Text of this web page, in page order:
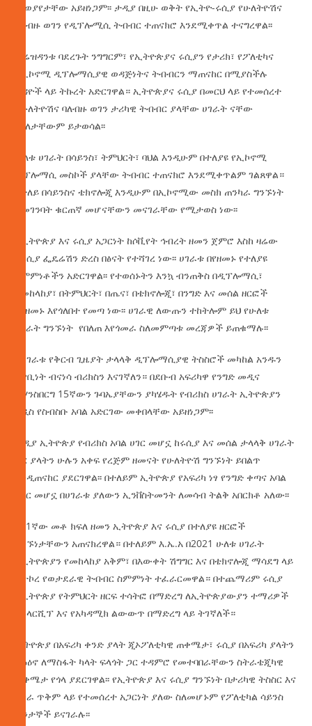
መወያየታቸው አይዘነጋም፡፡ ታዲያ በዚሁ ወቅት የኢትዮ-ሩሲያ የሁለትዮሽና
ባለብዙ ወገን የዲፕሎሚሲ ትብብር ተጠናክሮ እንደሚቀጥል ተናግረዋል፡፡
ፕሬዝዳንቱ ባደረጉት ንግግርም፣ የኢትዮጵያና ሩሲያን የታሪክ፣ የፖለቲካና
የኢኮኖሚ ዲፕሎማሲያዊ ወዳጅነትና ትብብርን ማጠናከር በሚያስችሉ
ጉዳዮች ላይ ትኩረት አድርገዋል። ኢትዮጵያና ሩሲያ በመርህ ላይ የተመሰረተ
የሁለትዮሽና ባለብዙ ወገን ታሪካዊ ትብብር ያላቸው ሀገራት ናቸው
ማለታቸውም ይታወሳል፡፡
ሁለቱ ሀገራት በሳይንስ፣ ትምህርት፣ ባህል እንዲሁም በተለያዩ የኢኮኖሚ
ዲፕሎማሲ መስኮች ያላቸው ትብብር ተጠናክሮ እንደሚቀጥልም ገልጸዋል።
በተለይ በሳይንስና ቴክኖሎጂ እንዲሁም በኢኮኖሚው መስክ ጠንካራ ግንኙነት
ለመገንባት ቁርጠኛ መሆናቸውን መናገራቸው የሚታወስ ነው፡፡
የኢትዮጵያ እና ሩሲያ አጋርነት ከሶቪየት ኅብረት ዘመን ጀምሮ እስከ ዛሬው
የሩሲያ ፌዴሬሽን ድረስ በፅናት የተሻገረ ነው፡፡ ሀገራቱ በየዘመኑ የተለያዩ
ስምምነቶችን አድርገዋል፡፡ የተወሰኑትን እንኳ ብንጠቅስ በዲፕሎማሲ፣
በመከላከያ፣ በትምህርት፣ በጤና፣ በቴክኖሎጂ፣ በንግድ እና መሰል ዘርፎች
በየዘመኑ እየጎለበተ የመጣ ነው፡፡ ሀገራዊ ለውጡን ተከትሎም ይህ የሁለቱ
ሀገራት ግንኙነት የበለጠ እየጎመራ ስለመምጣቱ መረጃዎች ይጠቁማሉ፡፡
ከሀገራቱ የቅርብ ጊዜያት ታላላቅ ዲፕሎማሲያዊ ትስስሮች መካከል አንዱን
በዋቢነት ብናነሳ ብሪክስን እናገኛለን። በደቡብ አፍሪካዋ የንግድ መዲና
ጆሃንስበርግ 15ኛውን ጉባኤያቸውን ያካሄዱት የብሪክስ ሀገራት ኢትዮጵያን
አዲስ የስብስቡ አባል አድርገው መቀበላቸው አይዘነጋም፡፡
ታዲያ ኢትዮጵያ የብሪክስ አባል ሀገር መሆኗ ከሩሲያ እና መሰል ታላላቅ ሀገራት
ጋር ያላትን ሁሉን አቀፍ የረጅም ዘመናት የሁለትዮሽ ግንኙነት ይበልጥ
እንዲጠናከር ያደርገዋል፡፡ በተለይም ኢትዮጵያ የአፍሪካ ነፃ የንግድ ቀጣና አባል
ሀገር መሆኗ በሀገራቱ ያለውን ኢንቨስትመንት ለመሳብ ትልቅ አበርክቶ አለው፡፡
በ21ኛው መቶ ክፍለ ዘመን ኢትዮጵያ እና ሩሲያ በተለያዩ ዘርፎች
ግንኙነታቸውን አጠናክረዋል። በተለይም እ.ኤ.አ በ2021 ሁለቱ ሀገራት
የኢትዮጵያን የመከላከያ አቅም፣ በእውቀት ሽግግር እና በቴክኖሎጂ ማሳደግ ላይ
ያተኮረ የወታደራዊ ትብብር ስምምነት ተፈራርመዋል። በተጨማሪም ሩሲያ
በኢትዮጵያ የትምህርት ዘርፍ ተሳትፎ በማድረግ ለኢትዮጵያውያን ተማሪዎች
ስኮላርሺፕ እና የአካዳሚክ ልውውጥ በማድረግ ላይ ትገኛለች።
ኢትዮጵያ በአፍሪካ ቀንድ ያላት ጂኦፖለቲካዊ ጠቀሜታ፣ ሩሲያ በአፍሪካ ያላትን
ተፅዕኖ ለማስፋት ካላት ፍላጎት ጋር ተዳምሮ የመተባበራቸውን ስትራቴጂካዊ
ጠቀሜታ የጎላ ያደርገዋል፡፡ የኢትዮጵያ እና ሩሲያ ግንኙነት በታሪካዊ ትስስር እና
በጋራ ጥቅም ላይ የተመሰረተ አጋርነት ያለው ስለመሆኑም የፖለቲካል ሳይንስ
ተንታኞች ይናገራሉ፡፡